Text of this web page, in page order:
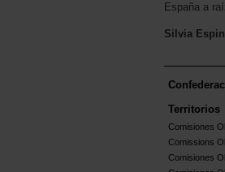
España a
Silvia
Territorios
Comisiones
Comissions
Comisiones